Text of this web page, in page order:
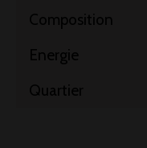
Composition
Energie
Quartier